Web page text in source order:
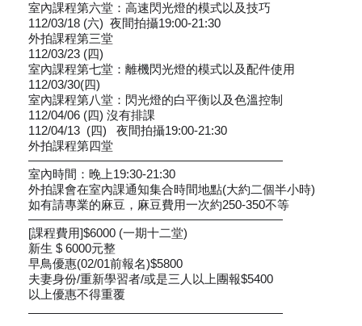
室內課程第六堂：高速閃光燈的模式以及技巧
112/03/18 (六) 夜間拍攝19:00-21:30
外拍課程第三堂
112/03/23 (四)
室內課程第七堂：離機閃光燈的模式以及配件使用
112/03/30(四)
室內課程第八堂：閃光燈的白平衡以及色溫控制
112/04/06 (四) 沒有排課
112/04/13 (四) 夜間拍攝19:00-21:30
外拍課程第四堂
—————————————————————
室內時間：晚上19:30-21:30
外拍課會在室內課通知集合時間地點(大約二個半小時)
如有請專業的麻豆，麻豆費用一次約250-350不等
—————————————————————
[課程費用]$6000 (一期十二堂)
新生 $ 6000元整
早鳥優惠(02/01前報名)$5800
夫妻身份/重新學習者/或是三人以上團報$5400
以上優惠不得重覆
—————————————————————